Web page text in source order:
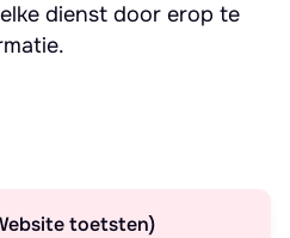
dienst door erop te
toetsten)